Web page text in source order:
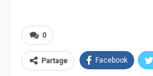
0
Partage Facebook